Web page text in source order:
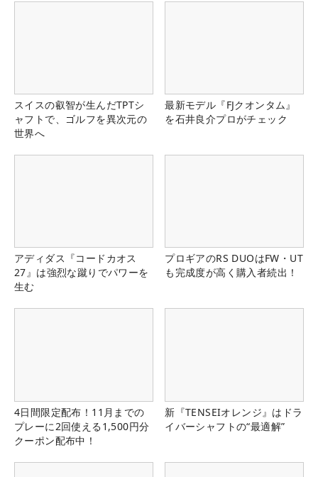
スイスの叡智が生んだTPTシ
ャフトで、ゴルフを異次元の
世界へ
最新モデル『FJクオンタム』
を石井良介プロがチェック
アディダス『コードカオス
27』は強烈な蹴りでパワーを
生む
プロギアのRS DUOはFW・UT
も完成度が高く購入者続出！
4日間限定配布！11月までの
プレーに2回使える1,500円分
クーポン配布中！
新『TENSEIオレンジ』はドラ
イバーシャフトの“最適解”